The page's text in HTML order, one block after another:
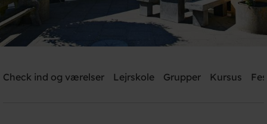
Brug for hjælp? Ring +45 9844 2200
Check ind og værelser Lejrskole Grupper Kursus